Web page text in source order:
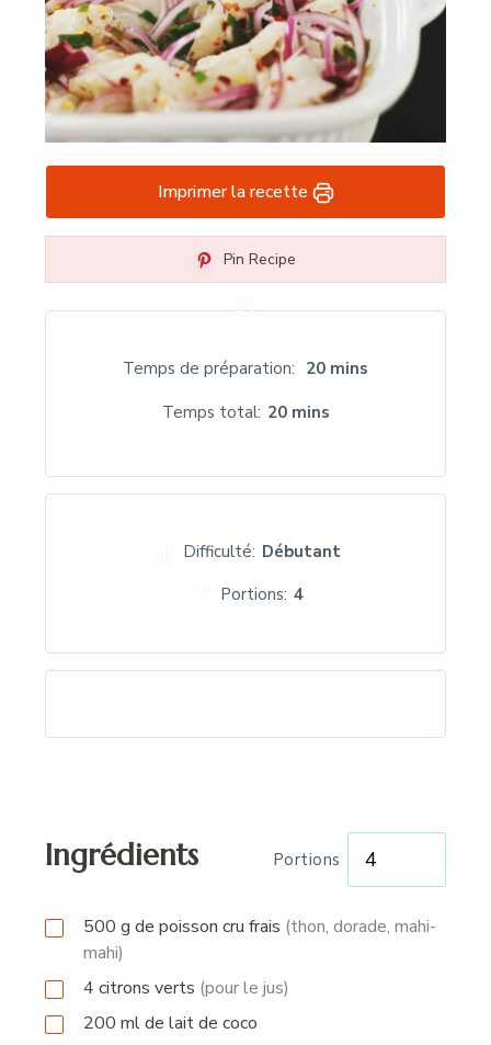
Imprimer la recette
Pin Recipe
Temps de préparation
20 mins
Temps total 20 mins
Difficulté: Débutant
Portions: 4
Ingrédients Portions
500 g de poisson cru frais (thon, dorade, mahi-
mahi)
4 citrons verts (pour le jus)
200 mlde lait de coco